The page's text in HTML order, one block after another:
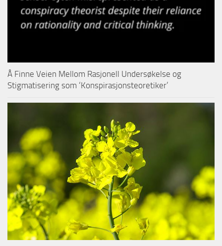
Å Finne Veien Mellom Rasjonell Undersøkelse og
Stigmatisering som ‘Konspirasjonsteoretiker’